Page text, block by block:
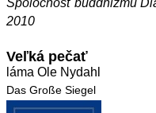
2010
Veľká pečať
láma Ole Nydahl
Das Große Siegel